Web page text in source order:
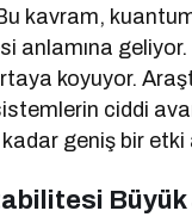
kavram,
anlamına
koyuyor.
ciddi
geniş bir etki
Büyük